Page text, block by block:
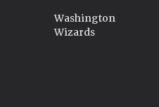
Washington
Wizards